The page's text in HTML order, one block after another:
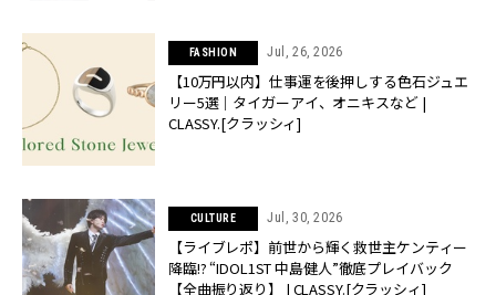
FASHION Jul, 26, 2026
【10万円以内】仕事運を後押しする色石ジュエ
リー5選｜タイガーアイ、オニキスなど |
CLASSY.[クラッシィ]
CULTURE Jul, 30, 2026
【ライブレポ】前世から輝く救世主ケンティー
降臨!? “IDOL1ST 中島健人”徹底プレイバック
【全曲振り返り】 | CLASSY.[クラッシィ]